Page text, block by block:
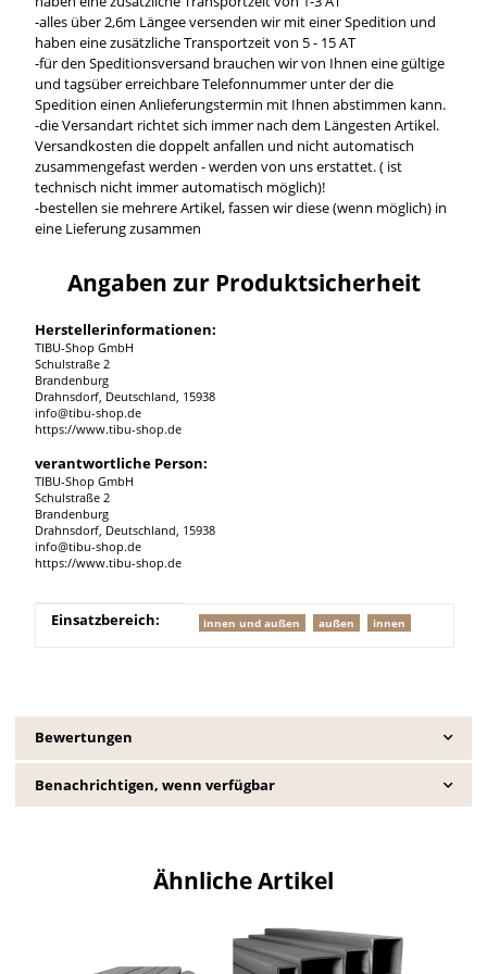
-alles über 2,6m Längee versenden wir mit einer Spedition und
haben eine zusätzliche Transportzeit von 5 - 15 AT
-für den Speditionsversand brauchen wir von Ihnen eine gültige
und tagsüber erreichbare Telefonnummer unter der die
Spedition einen Anlieferungstermin mit Ihnen abstimmen kann.
-die Versandart richtet sich immer nach dem Längesten Artikel.
Versandkosten die doppelt anfallen und nicht automatisch
zusammengefast werden - werden von uns erstattet. ( ist
technisch nicht immer automatisch möglich)!
-bestellen sie mehrere Artikel, fassen wir diese (wenn möglich) in
eine Lieferung zusammen
Angaben zur Produktsicherheit
Herstellerinformationen:
TIBU-Shop GmbH
Schulstraße 2
Brandenburg
Drahnsdorf, Deutschland, 15938
info@tibu-shop.de
https://www.tibu-shop.de
verantwortliche Person:
TIBU-Shop GmbH
Schulstraße 2
Brandenburg
Drahnsdorf, Deutschland, 15938
info@tibu-shop.de
https://www.tibu-shop.de
Produkteigenschaft
Wert
Einsatzbereich: innen und außen außen innen
Bewertungen
Benachrichtigen, wenn verfügbar
Ähnliche Artikel